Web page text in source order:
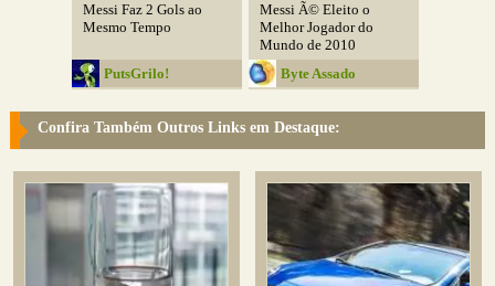
Messi Faz 2 Gols ao
Mesmo Tempo
PutsGrilo!
Messi Ã© Eleito o
Melhor Jogador do
Mundo de 2010
Byte Assado
Confira Também Outros Links em Destaque: